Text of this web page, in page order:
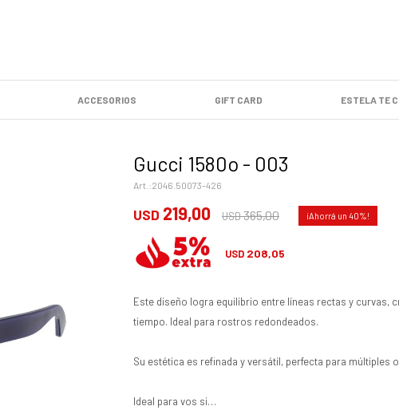
ACCESORIOS GIFT CARD ESTELA TE
Gucci 1580o - 003
2046.50073-426
USD 219,00 USD365,00 40
USD 208,05
Este diseño logra equilibrio entre líneas rectas y curvas,
tiempo. Ideal para rostros redondeados.
Su estética es refinada y versátil, perfecta para múltiples
Ideal para vos si…